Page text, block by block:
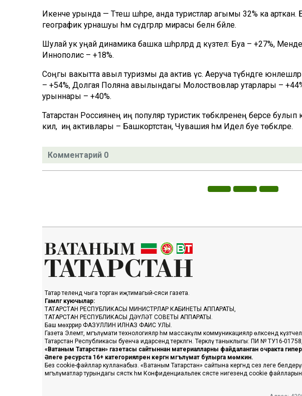
Икенче урында — Тәтеш шәһәре, анда туристлар агымы 32% ка арткан.
географик урнашуы һәм сәүдәгәрләр мирасы белән бәйле.
Шулай ук уңай динамика башка шәһәрләрдә дә күзәтелә: Буа – +27%,
Иннополис – +18%.
Соңгы вакытта авыл туризмы да актив үсә. Аеруча түбәндәге
– +54%, Долгая Поляна авылындагы Молоствовлар утарлары – +44%,
урыннары – +40%.
Татарстан Россиянең иң популяр туристик төбәкләренең берсе
килә, ә иң активлары – Башкортстан, Чувашия һәм Идел буе төбәкләре.
Комментарий 0
Татар телендә чыга торган иҗтимагый-сәяси газета.
Гамәлгә куючылар:
ТАТАРСТАН РЕСПУБЛИКАСЫ МИНИСТРЛАР КАБИНЕТЫ АППАРАТЫ,
ТАТАРСТАН РЕСПУБЛИКАСЫ ДӘҮЛӘТ СОВЕТЫ АППАРАТЫ.
Баш мөхәррир ФАЗУЛЛИН ИЛНАЗ ФАИС УЛЫ.
Газета Элемтә, мәгълүмати технологияләр һәм массакүләм коммуникацияләр өлкәсендә
Татарстан Республикасы буенча идарәсендә теркәлгән. Теркәлү таныклыгы: ПИ № ТУ16-
«Ватаным Татарстан» газетасы сайтыннан материалларны файдаланган очракта
Әлеге ресурста 16+ категорияләренә кергән мәгълүмат булырга мөмкин.
Без cookie-файллар кулланабыз. «Ватаным Татарстан» сайтына кергәндә сез әлеге
мәгълүматлар турындагы сәясәткә һәм Конфиденциальлек сәясәте нигезендә cookie